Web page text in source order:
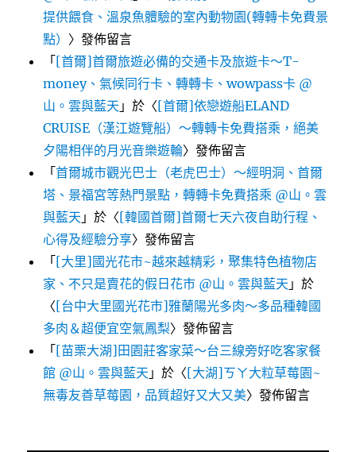
提供餵食、溫泉魚體驗的室內動物園(轉轉卡免費景
點） 〉發佈留言
「[首爾]首爾旅遊必備的交通卡及旅遊卡～T-
money、氣候同行卡、轉轉卡、wowpass卡 @
山。雲與藍天 」於〈[首爾]依戀遊船ELAND
CRUISE（漢江遊覽船）～轉轉卡免費搭乘，絕美
夕陽相伴的月光音樂遊輪〉發佈留言
「首爾城市觀光巴士（老虎巴士）～經明洞、首爾
塔、景福宮等熱門景點，轉轉卡免費搭乘 @山。雲
與藍天 」於〈[韓國首爾]首爾七天六夜自助行程、
心得及經驗分享〉發佈留言
「[大里]國光花市~越來越精彩，聚集特色植物店
家、不只是賣花的假日花市 @山。雲與藍天 」於
〈[台中大里國光花市]雅蘭陽光多肉～多品種韓國
多肉＆超便宜空氣鳳梨〉發佈留言
「[苗栗大湖]田園莊客家菜～台三線旁好吃客家餐
館 @山。雲與藍天 」於〈[大湖]ㄎㄚ大粒草莓園~
無毒友善草莓園，品質超好又大又美〉發佈留言